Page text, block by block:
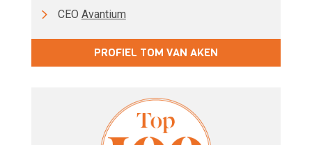
CEO Avantium
PROFIEL TOM VAN AKEN